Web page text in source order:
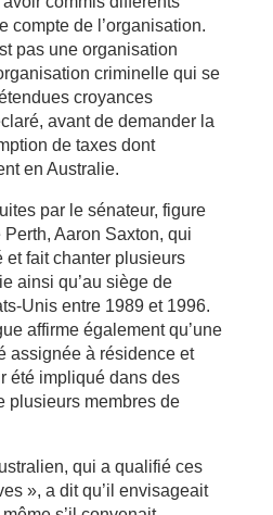
compte de l’organisation.
pas une organisation
criminelle qui se
croyances
avant de demander la
de taxes dont
en Australie.
par le sénateur, figure
Aaron Saxton, qui
et fait chanter plusieurs
ainsi qu’au siège de
Unis entre 1989 et 1996.
affirme également qu’une
assignée à résidence et
été impliqué dans des
plusieurs membres de
qui a qualifié ces
», a dit qu’il envisageait